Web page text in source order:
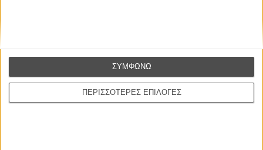
ΠΕΡΙΣΣΟΤΕΡΕΣ ΕΠΙΛΟΓΕΣ
ΣΥΜΦΩΝΩ